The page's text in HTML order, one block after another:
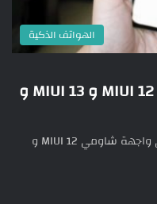
الهواتف الذكية
اسرار وخفايا واجهة شاومي MIUI 12 و MIUI 13 و
إليكم سر من أهم وأبرز الأسرار الرائعة في واجهة شاومي MIUI 12 و